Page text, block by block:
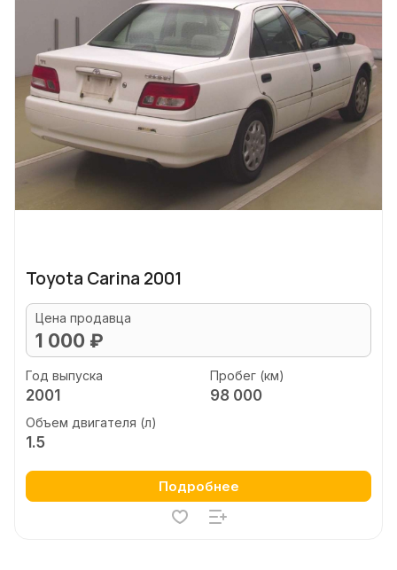
Toyota Carina 2001
Цена продавца
1 000 ₽
Год выпуска
2001
Пробег (км)
98 000
Объем двигателя (л)
1.5
Подробнее